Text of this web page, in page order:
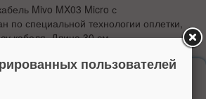
Mivo MX03 Micro с
по специальной технологии оплетки,
кабеля. Длина 30 см.
пользователей